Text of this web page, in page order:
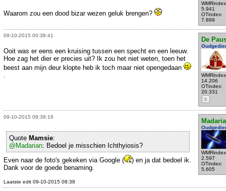
5.941
OTindex:
7.899
Waarom zou een dood bizar wezen geluk brengen?
09-10-2015 00:38:41
De
14.206
OTindex:
20.331
S
Ooit was er eens een kruising tussen een specht en een leeuw.
Hoe zag het dier er precies uit? Ik zou het niet weten, toen het
beest aan mijn deur klopte heb ik toch maar niet opengedaan
.
09-10-2015 08:38:16
2.597
OTindex:
5.605
Quote Mamsie:
@Madarian: Bedoel je misschien Ichthyiosis?
Even naar de foto's gekeken via Google (
) en ja dat bedoel ik.
Dank voor de goede benaming.
Laatste edit 09-10-2015 08:38